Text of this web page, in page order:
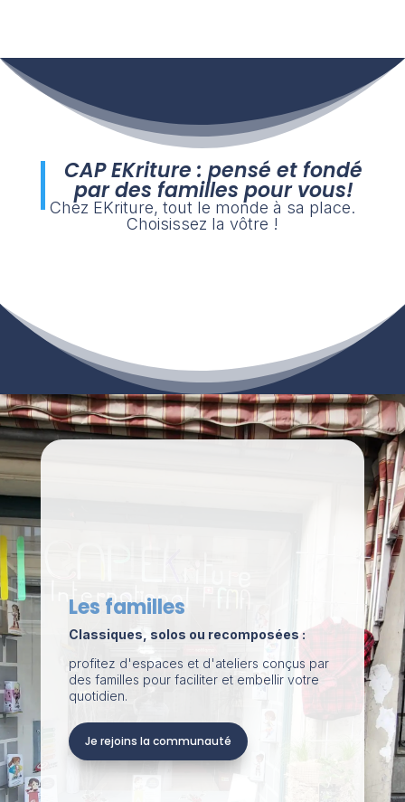
CAP EKriture : pensé et fondé
par des familles pour vous!
Chez EKriture, tout le monde à sa place.
Choisissez la vôtre !
Les familles
Classiques, solos ou recomposées :
profitez d'espaces et d'ateliers conçus par
des familles pour faciliter et embellir votre
quotidien.
Je rejoins la communauté